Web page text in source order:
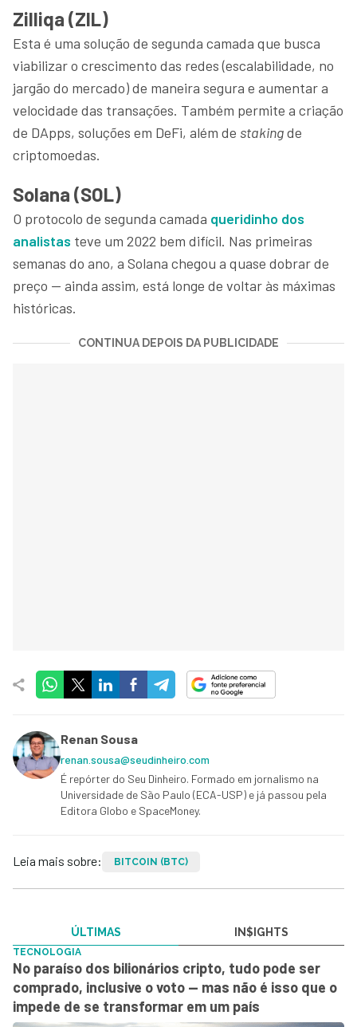
Zilliqa (ZIL)
Esta é uma solução de segunda camada que busca
viabilizar o crescimento das redes (escalabilidade, no
jargão do mercado) de maneira segura e aumentar a
velocidade das transações. Também permite a criação
de DApps, soluções em DeFi, além de stakingde
criptomoedas.
Solana (SOL)
O protocolo de segunda camada queridinho dos
analistas teve um 2022 bem difícil. Nas primeiras
semanas do ano, a Solana chegou a quase dobrar de
preço — ainda assim, está longe de voltar às máximas
históricas.
CONTINUA DEPOIS DA PUBLICIDADE
Renan Sousa
renan.sousa@seudinheiro.com
É repórter do Seu Dinheiro. Formado em jornalismo na
Universidade de São Paulo (ECA-USP) e já passou pela
Editora Globo e SpaceMoney.
Leia mais sobre: BITCOIN (BTC)
ÚLTIMAS IN$IGHTS
TECNOLOGIA
No paraíso dos bilionários cripto, tudo pode ser
comprado, inclusive o voto — mas não é isso que o
impede de se transformar em um país